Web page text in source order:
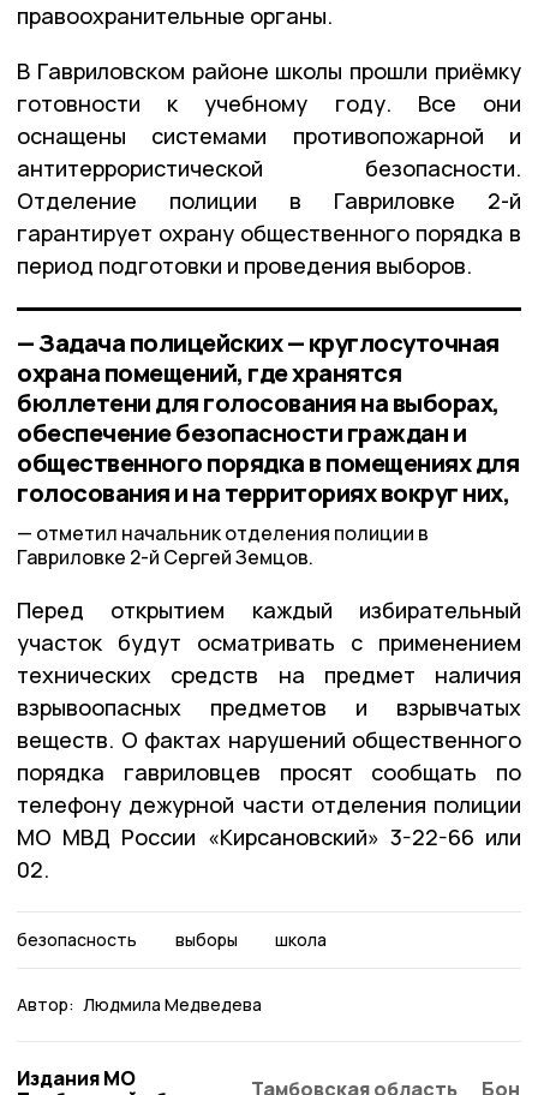
правоохранительные органы.
В Гавриловском районе школы прошли приёмку
готовности к учебному году. Все они
оснащены системами противопожарной и
антитеррористической безопасности.
Отделение полиции в Гавриловке 2-й
гарантирует охрану общественного порядка в
период подготовки и проведения выборов.
— Задача полицейских — круглосуточная
охрана помещений, где хранятся
бюллетени для голосования на выборах,
обеспечение безопасности граждан и
общественного порядка в помещениях для
голосования и на территориях вокруг них,
отметил начальник отделения полиции в
Гавриловке 2-й Сергей Земцов.
Перед открытием каждый избирательный
участок будут осматривать с применением
технических средств на предмет наличия
взрывоопасных предметов и взрывчатых
веществ. О фактах нарушений общественного
порядка гавриловцев просят сообщать по
телефону дежурной части отделения полиции
МО МВД России «Кирсановский» 3-22-66 или
02.
безопасность выборы школа
Автор: Людмила Медведева
Издания МО
Тамбовская область